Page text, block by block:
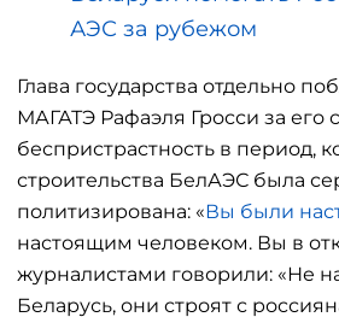
АЭС за рубежом
Глава государства отдельно
МАГАТЭ Рафаэля Гросси за его
беспристрастность в период,
строительства БелАЭС была
политизирована: «Вы были
настоящим человеком. Вы в
журналистами говорили: «Не
Беларусь, они строят с